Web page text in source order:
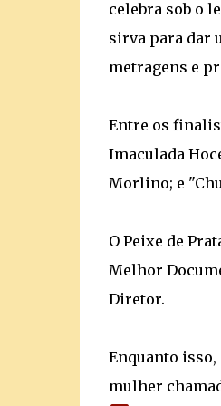
celebra sob o
sirva para dar
metragens e
Entre os
Imaculada
Morlino; e
O Peixe de
Melhor
Diretor.
Enquanto
mulher